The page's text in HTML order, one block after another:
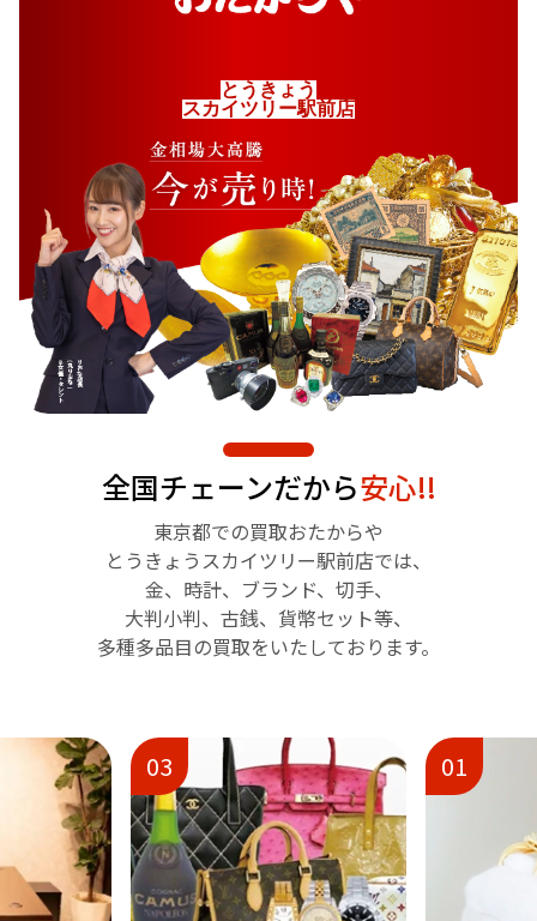
と う き ょ う
スカイツ リ ー駅前店
全国チェーンだから安心!!
東京都での買取おたからや
とうきょうスカイツリー駅前店では、
金、時計、ブランド、切手、
大判小判、古銭、貨幣セット等、
多種多品目の買取をいたしております。
03 01